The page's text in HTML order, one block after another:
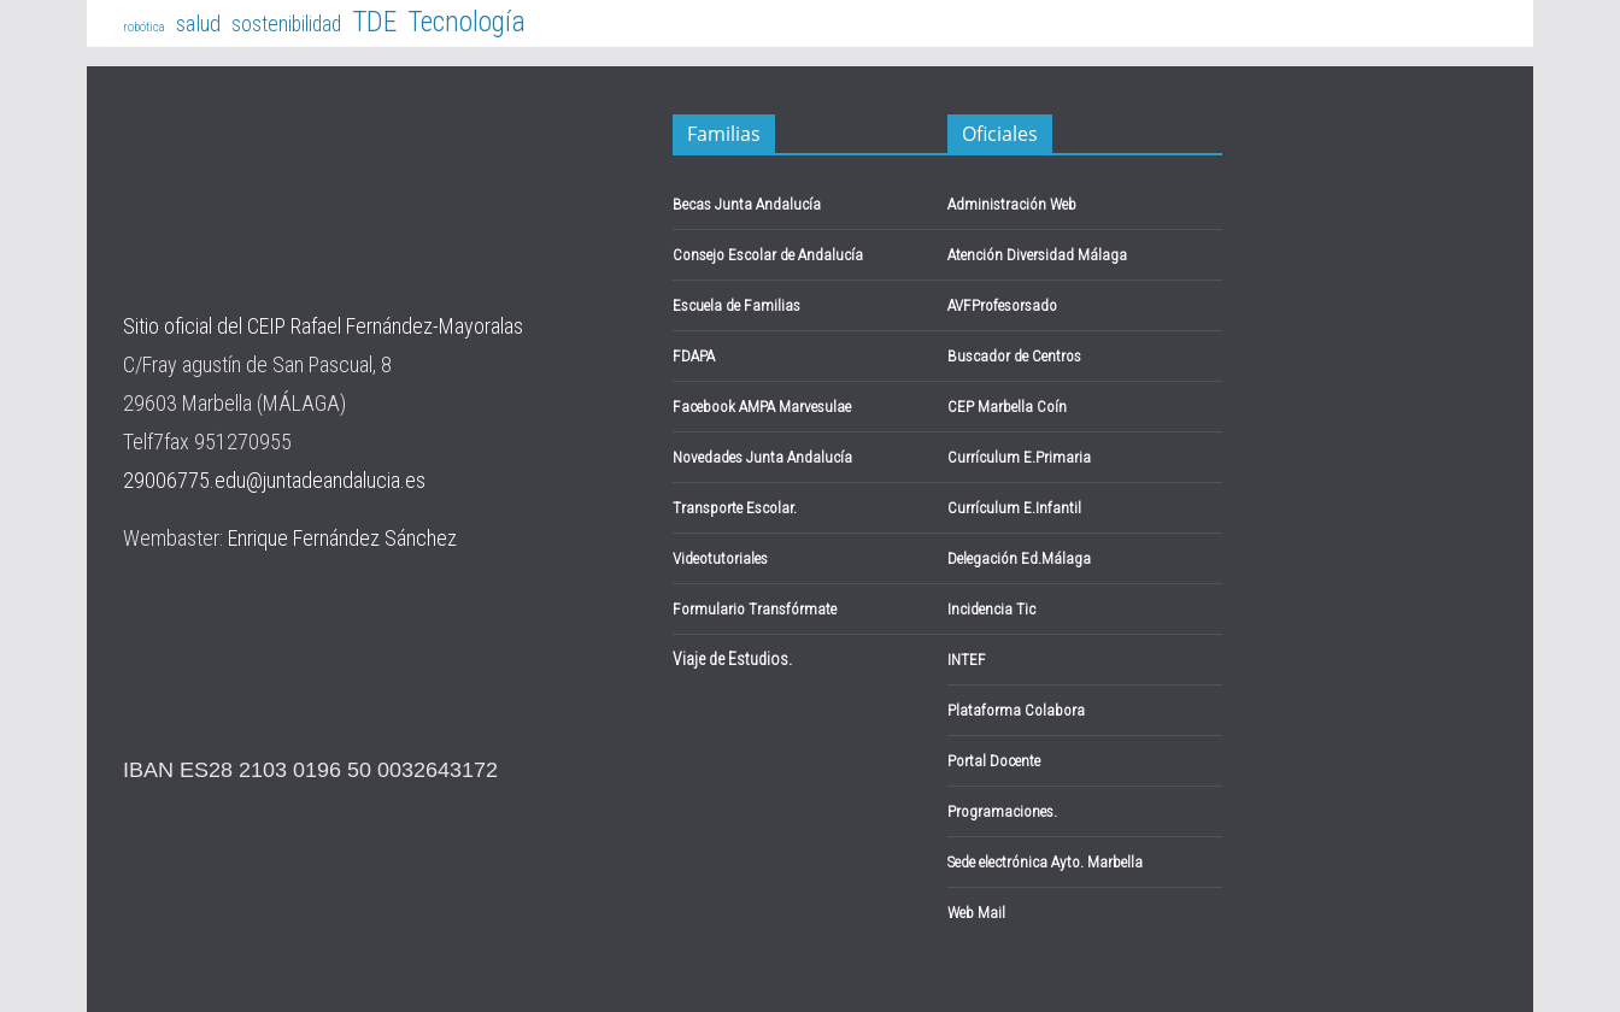
robótica salud sostenibilidad TDE Tecnología
Sitio oficial del CEIP Rafael Fernández-Mayoralas
C/Fray agustín de San Pascual, 8
29603 Marbella (MÁLAGA)
Telf7fax 951270955
29006775.edu@juntadeandalucia.es
Wembaster: Enrique Fernández Sánchez
IBAN ES28 2103 0196 50 0032643172
Familias
Becas Junta Andalucía
Consejo Escolar de Andalucía
Escuela de Familias
FDAPA
Facebook AMPA Marvesulae
Novedades Junta Andalucía
Transporte Escolar.
Videotutoriales
Formulario Transfórmate
Viaje de Estudios.
Oficiales
Administración Web
Atención Diversidad Málaga
AVFProfesorsado
Buscador de Centros
CEP Marbella Coín
Currículum E.Primaria
Currículum E.Infantil
Delegación Ed.Málaga
Incidencia Tic
INTEF
Plataforma Colabora
Portal Docente
Programaciones.
Sede electrónica Ayto. Marbella
Web Mail